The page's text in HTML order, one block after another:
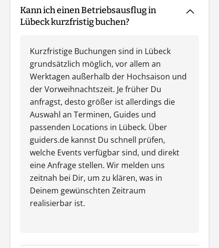
Kann ich einen Betriebsausflug in
Lübeck kurzfristig buchen?
Kurzfristige Buchungen sind in Lübeck
grundsätzlich möglich, vor allem an
Werktagen außerhalb der Hochsaison und
der Vorweihnachtszeit. Je früher Du
anfragst, desto größer ist allerdings die
Auswahl an Terminen, Guides und
passenden Locations in Lübeck. Über
guiders.de kannst Du schnell prüfen,
welche Events verfügbar sind, und direkt
eine Anfrage stellen. Wir melden uns
zeitnah bei Dir, um zu klären, was in
Deinem gewünschten Zeitraum
realisierbar ist.